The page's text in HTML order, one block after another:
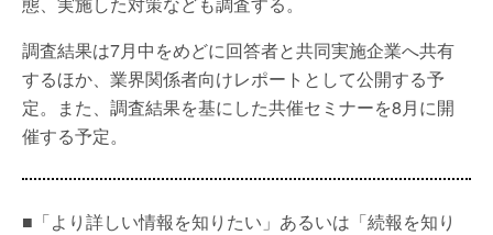
調査結果は7月中をめどに回答者と共同実施企業へ共有
するほか、業界関係者向けレポートとして公開する予
定。また、調査結果を基にした共催セミナーを8月に開
催する予定。
■「より詳しい情報を知りたい」あるいは「続報を知り